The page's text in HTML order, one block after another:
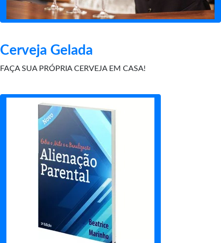
Cerveja Gelada
FAÇA SUA PRÓPRIA CERVEJA EM CASA!